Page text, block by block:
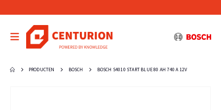
PRODUCTEN BOSCH BOSCH S4010 START BLUE 80 AH 740 A 12V